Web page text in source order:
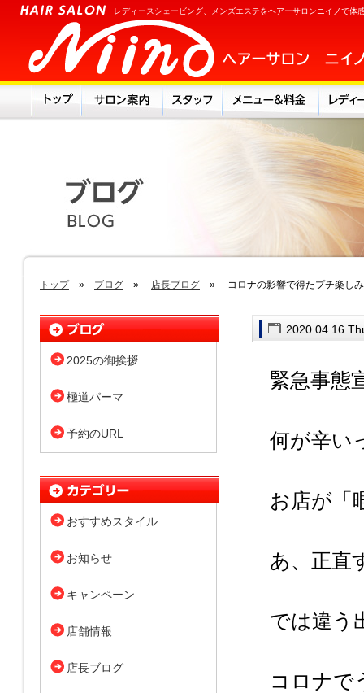
レディースシェービング、メンズエステをヘアーサロンニイノで体
トップ» ブログ » 店長ブログ » コロナの影響で得たプチ楽しみ
2020.04.16
緊急事態
何が辛い
お店が「
あ、正直
では違う
コロナで
2025の御挨拶
極道パーマ
予約のURL
おすすめスタイル
お知らせ
キャンペーン
店舗情報
店長ブログ